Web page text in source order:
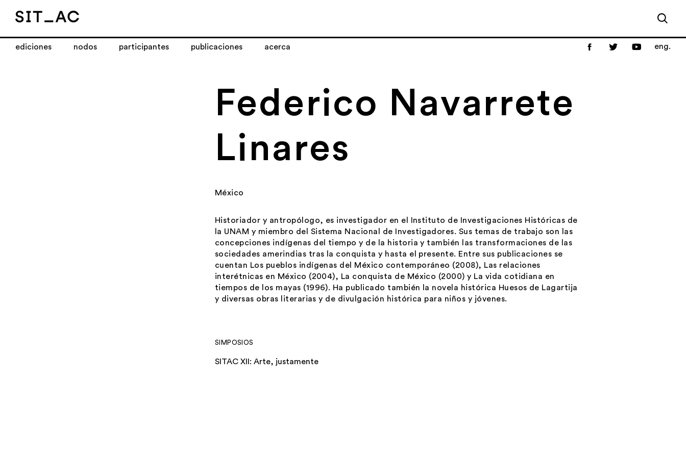
eng.
ediciones nodos participantes publicaciones acerca
Federico Navarrete
Linares
México
Historiador y antropólogo, es investigador en el Instituto de Investigaciones Históricas de
la UNAM y miembro del Sistema Nacional de Investigadores. Sus temas de trabajo son las
concepciones indígenas del tiempo y de la historia y también las transformaciones de las
sociedades amerindias tras la conquista y hasta el presente. Entre sus publicaciones se
cuentan Los pueblos indígenas del México contemporáneo (2008), Las relaciones
interétnicas en México (2004), La conquista de México (2000) y La vida cotidiana en
tiempos de los mayas (1996). Ha publicado también la novela histórica Huesos de Lagartija
y diversas obras literarias y de divulgación histórica para niños y jóvenes.
SIMPOSIOS
SITAC XII: Arte, justamente